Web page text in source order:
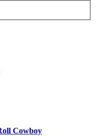
Cowboy